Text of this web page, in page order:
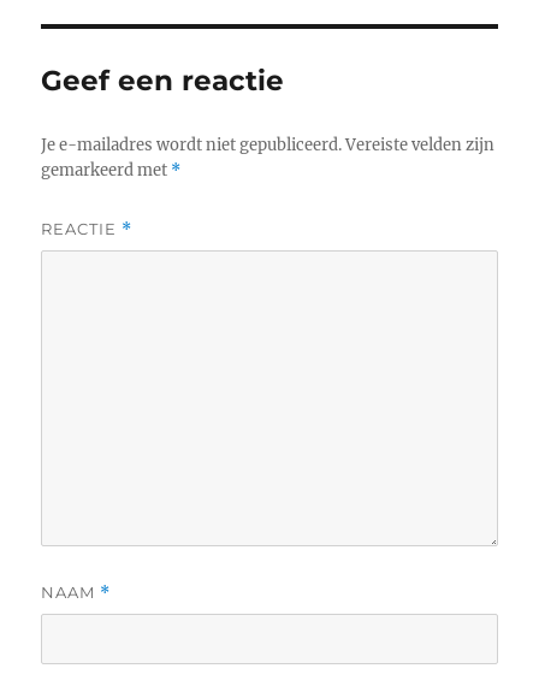
Geef een reactie
Je e-mailadres wordt niet gepubliceerd. Vereiste velden zijn
gemarkeerd met *
REACTIE *
NAAM *